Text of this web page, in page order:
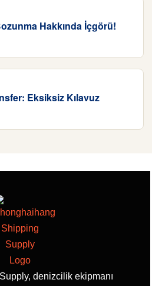
Hakkında İçgörü!
Eksiksiz Kılavuz
denizcilik ekipmanı